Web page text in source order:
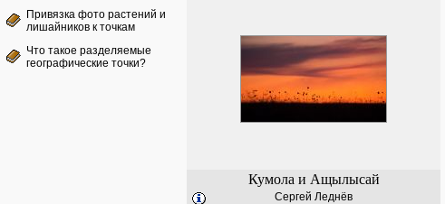
Привязка фото растений и
лишайников к точкам
Что такое разделяемые
географические точки?
Кумола и Ащылысай
Сергей Леднёв